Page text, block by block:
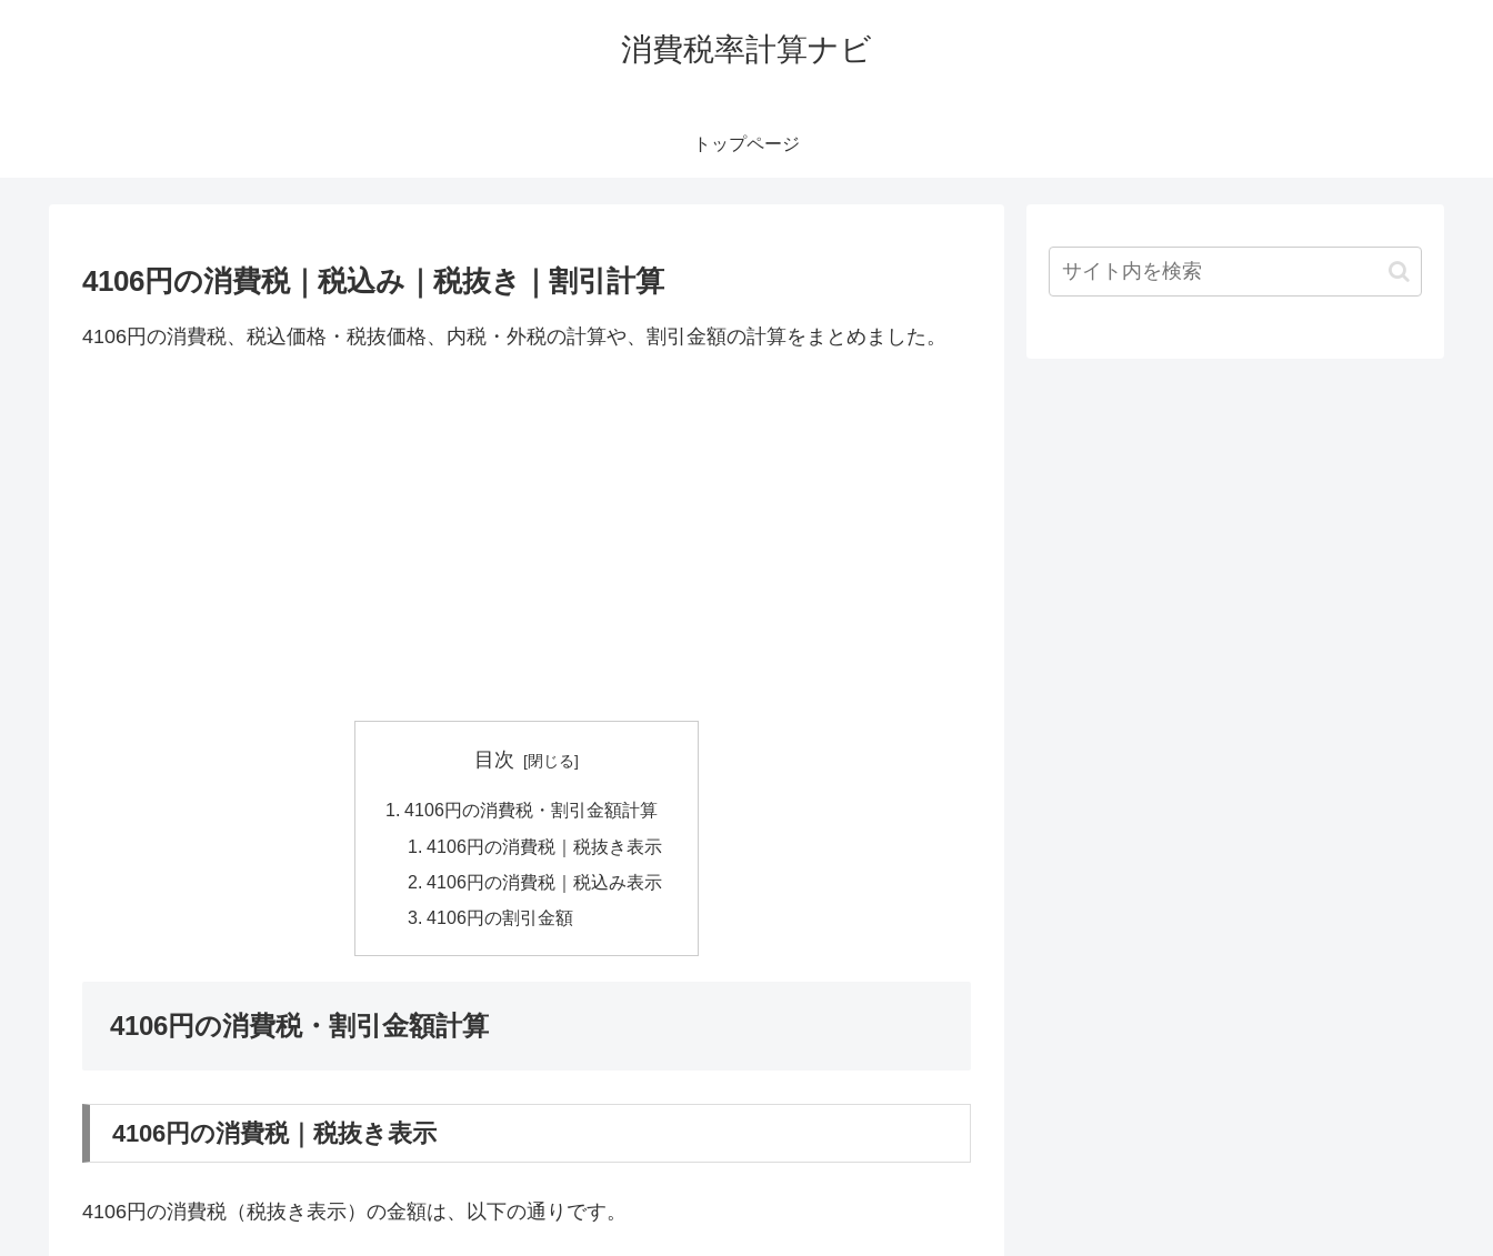
消費税率計算ナビ
トップページ
4106円の消費税｜税込み｜税抜き｜割引計算
4106円の消費税、税込価格・税抜価格、内税・外税の計算や、割引金額の計算をまとめました。
目次
4106円の消費税・割引金額計算
4106円の消費税｜税抜き表示
4106円の消費税｜税込み表示
4106円の割引金額
4106円の消費税・割引金額計算
4106円の消費税｜税抜き表示
4106円の消費税（税抜き表示）の金額は、以下の通りです。